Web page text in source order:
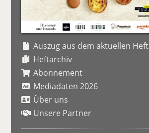
Auszug aus dem aktuellen Heft
Heftarchiv
Abonnement
Mediadaten 2026
Über uns
Unsere Partner